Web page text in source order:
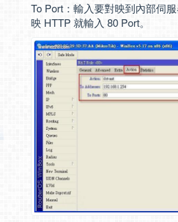
To Port：輸入要對映到內部伺
映 HTTP 就輸入 80 Port。